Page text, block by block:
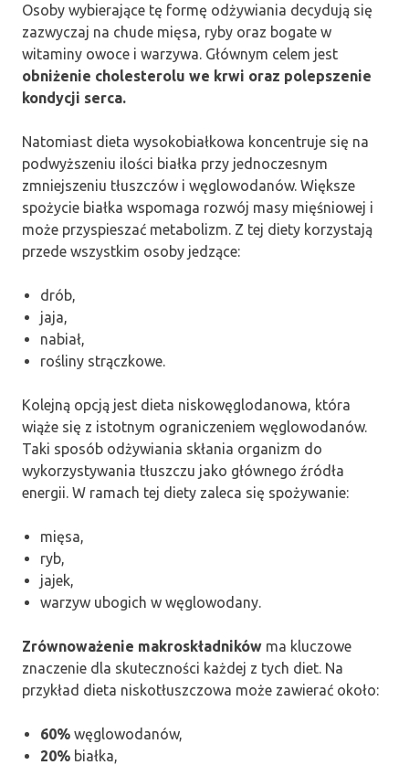
Osoby wybierające tę formę odżywiania decydują się
zazwyczaj na chude mięsa, ryby oraz bogate w
witaminy owoce i warzywa. Głównym celem jest
obniżenie cholesterolu we krwi oraz polepszenie
kondycji serca.
Natomiast dieta wysokobiałkowa koncentruje się na
podwyższeniu ilości białka przy jednoczesnym
zmniejszeniu tłuszczów i węglowodanów. Większe
spożycie białka wspomaga rozwój masy mięśniowej i
może przyspieszać metabolizm. Z tej diety korzystają
przede wszystkim osoby jedzące:
drób,
jaja,
nabiał,
rośliny strączkowe.
Kolejną opcją jest dieta niskowęglodanowa, która
wiąże się z istotnym ograniczeniem węglowodanów.
Taki sposób odżywiania skłania organizm do
wykorzystywania tłuszczu jako głównego źródła
energii. W ramach tej diety zaleca się spożywanie:
mięsa,
ryb,
jajek,
warzyw ubogich w węglowodany.
Zrównoważenie makroskładników ma kluczowe
znaczenie dla skuteczności każdej z tych diet. Na
przykład dieta niskotłuszczowa może zawierać około:
60% węglowodanów,
20% białka,